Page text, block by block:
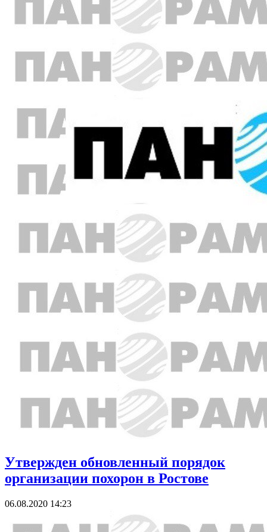
Утвержден обновленный порядок
организации похорон в Ростове
06.08.2020 14:23